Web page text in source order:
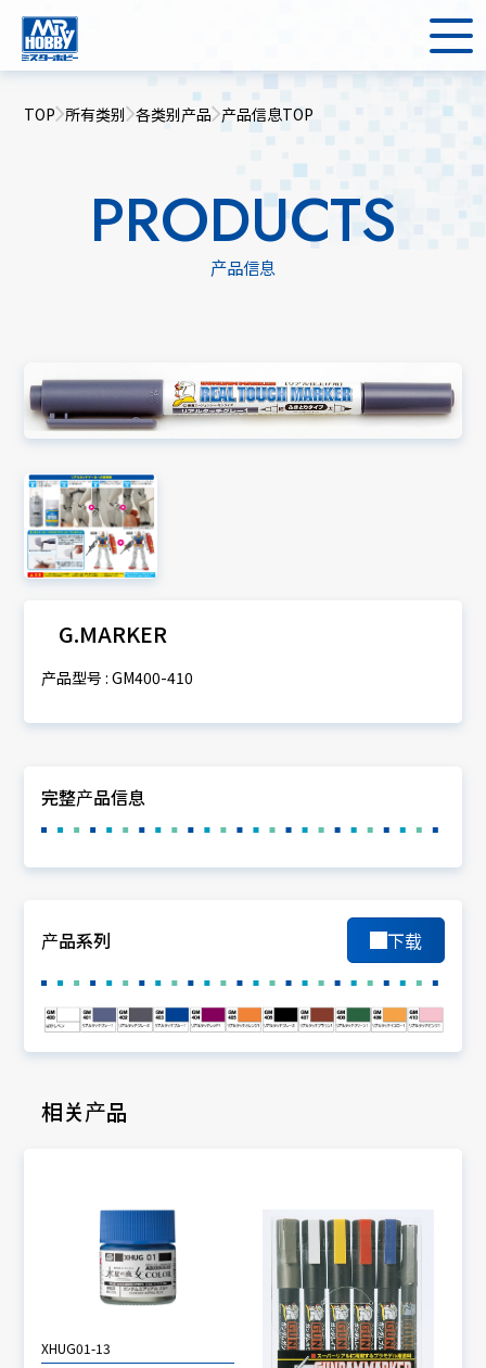
TOP 所有类别 各类别产品 产品信息TOP
PRODUCTS
产品信息
G.MARKER
产品型号 : GM400-410
完整产品信息
产品系列 下载
相关产品
XHUG01-13